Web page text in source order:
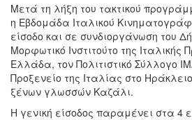
Μετά τη λήξη του τακτικού
η Εβδομάδα Ιταλικού
είσοδο και σε συνδιοργάνωση του
Μορφωτικό Ινστιτούτο της Ιταλικής
Ελλάδα, τον Πολιτιστικό Σύλλογο
Προξενείο της Ιταλίας στο
ξένων γλωσσών Καζάλι.
Η γενική είσοδος παραμένει στα 4